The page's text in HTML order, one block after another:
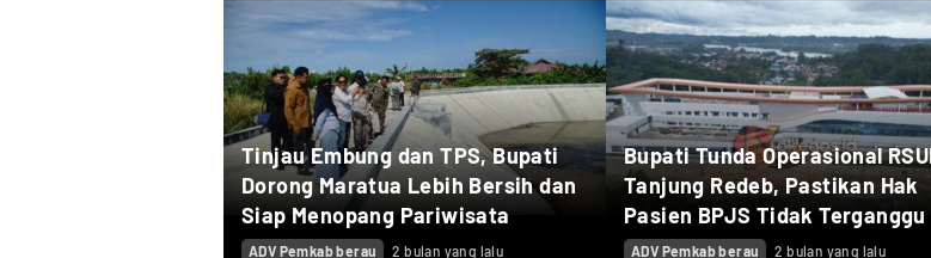
Tinjau Embung dan TPS, Bupati
Dorong Maratua Lebih Bersih dan
Siap Menopang Pariwisata
ADV Pemkab berau 2 bulan yang lalu
Bupati Tunda Operasional
Tanjung Redeb, Pastikan Hak
Pasien BPJS Tidak Terganggu
ADV Pemkab berau 2 bulan yang lalu